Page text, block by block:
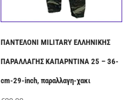
ΠΑΝΤΕΛΟΝΙ MILITARY ΕΛΛΗΝΙΚΗΣ
ΠΑΡΑΛΛΑΓΗΣ ΚΑΠΑΡΝΤΙΝΑ 25 – 36-
cm-29-inch, παραλλαγη-χακι